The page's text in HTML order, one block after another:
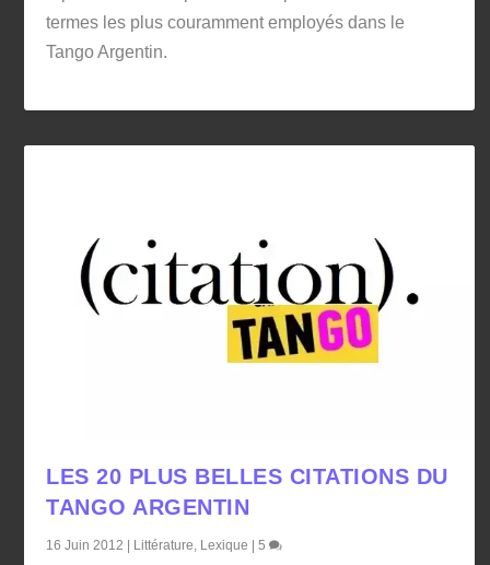
termes les plus couramment employés dans le
Tango Argentin.
LES 20 PLUS BELLES CITATIONS DU
TANGO ARGENTIN
16 Juin 2012 Littérature, Lexique |5